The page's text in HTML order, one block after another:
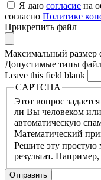
Я даю согласие на
согласно Политике
Прикрепить файл
Максимальный размер
Допустимые типы
Leave this field blank
CAPTCHA
Этот вопрос
ли Вы человеком или
автоматическую
Математический
Решите эту простую
результат.